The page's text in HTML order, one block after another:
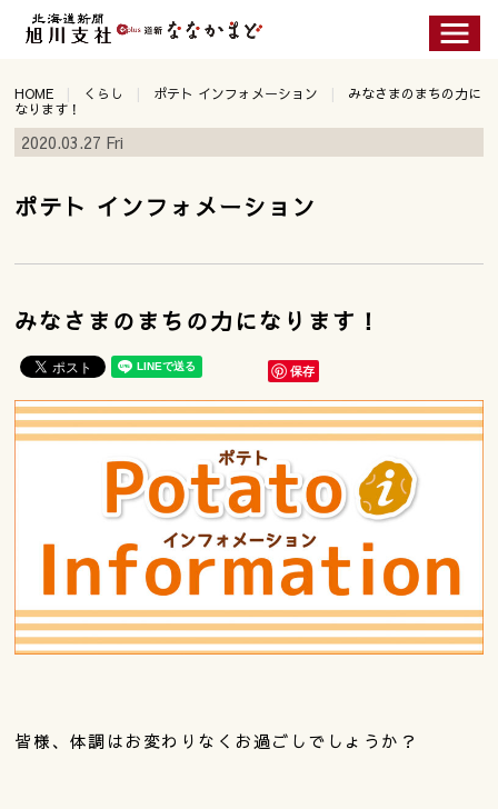
HOME くらし ポテト インフォメーション
みなさまのまちの力に
なります！
2020.03.27 Fri
ポテト インフォメーション
みなさまのまちの力になります！
保存
皆様、体調はお変わりなくお過ごしでしょうか？